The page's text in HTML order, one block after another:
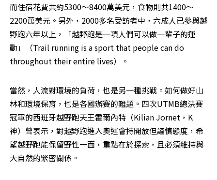
而住宿花費共約5300～8400萬美元，食物則共1400～
2200萬美元。另外，2000多名受訪者中，六成人已參與越
野跑六年以上，「越野跑是一項人們可以做一輩子的運
動」（Trail running is a sport that people can do
throughout their entire lives）。
當然，人流對環境的負荷，也是另一種挑戰。如何做好山
林和環境保育，也是各國辦賽的難題。四次UTMB總決賽
冠軍的西班牙越野跑天王霍爾內特（Kilian Jornet，K
神）曾表示，對越野跑進入奧運會持開放但謹慎態度，希
望越野跑能保留野性一面，重點在於探索，且必須維持與
大自然的緊密關係。